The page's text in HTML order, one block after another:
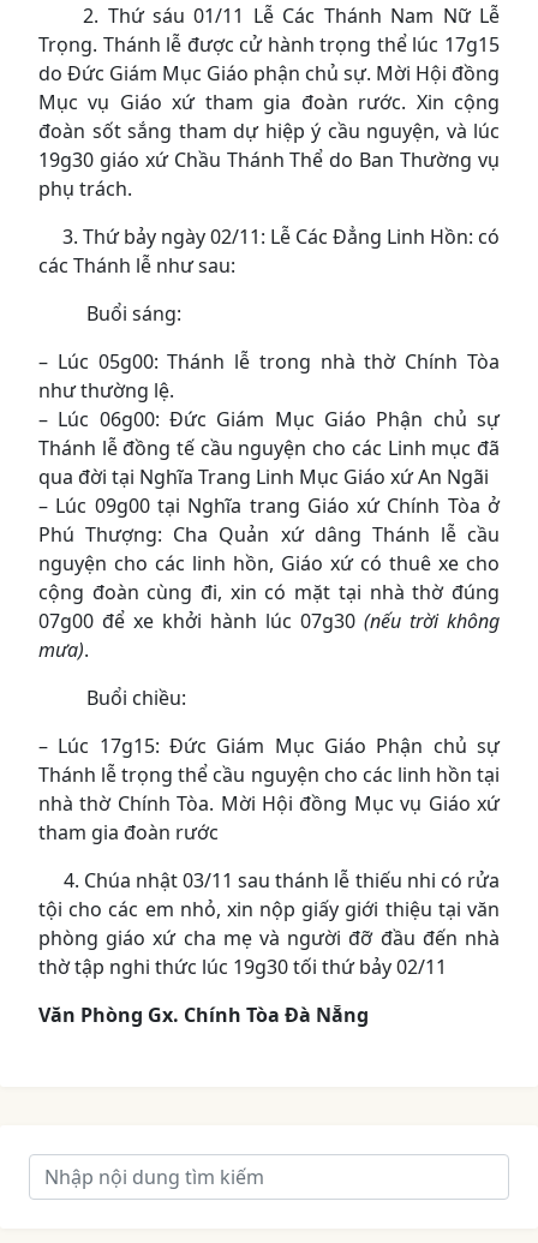
2. Thứ sáu 01/11 Lễ Các Thánh Nam Nữ Lễ
Trọng. Thánh lễ được cử hành trọng thể lúc 17g15
do Đức Giám Mục Giáo phận chủ sự. Mời Hội đồng
Mục vụ Giáo xứ tham gia đoàn rước. Xin cộng
đoàn sốt sắng tham dự hiệp ý cầu nguyện, và lúc
19g30 giáo xứ Chầu Thánh Thể do Ban Thường vụ
phụ trách.
3. Thứ bảy ngày 02/11: Lễ Các Đẳng Linh Hồn: có
các Thánh lễ như sau:
Buổi sáng:
– Lúc 05g00: Thánh lễ trong nhà thờ Chính Tòa
như thường lệ.
– Lúc 06g00: Đức Giám Mục Giáo Phận chủ sự
Thánh lễ đồng tế cầu nguyện cho các Linh mục đã
qua đời tại Nghĩa Trang Linh Mục Giáo xứ An Ngãi
– Lúc 09g00 tại Nghĩa trang Giáo xứ Chính Tòa ở
Phú Thượng: Cha Quản xứ dâng Thánh lễ cầu
nguyện cho các linh hồn, Giáo xứ có thuê xe cho
cộng đoàn cùng đi, xin có mặt tại nhà thờ đúng
07g00 để xe khởi hành lúc 07g30 (nếu trời không
mưa).
Buổi chiều:
– Lúc 17g15: Đức Giám Mục Giáo Phận chủ sự
Thánh lễ trọng thể cầu nguyện cho các linh hồn tại
nhà thờ Chính Tòa. Mời Hội đồng Mục vụ Giáo xứ
tham gia đoàn rước
4. Chúa nhật 03/11 sau thánh lễ thiếu nhi có rửa
tội cho các em nhỏ, xin nộp giấy giới thiệu tại văn
phòng giáo xứ cha mẹ và người đỡ đầu đến nhà
thờ tập nghi thức lúc 19g30 tối thứ bảy 02/11
Văn Phòng Gx. Chính Tòa Đà Nẵng